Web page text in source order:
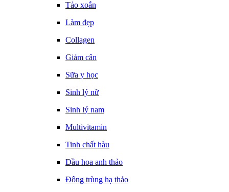
Tảo xoắn
Làm đẹp
Collagen
Giảm cân
Sữa y học
Sinh lý nữ
Sinh lý nam
Multivitamin
Tinh chất hàu
Dầu hoa anh thảo
Đông trùng hạ thảo